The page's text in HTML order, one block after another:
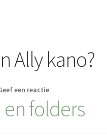
Ally kano?
een reactie
folders